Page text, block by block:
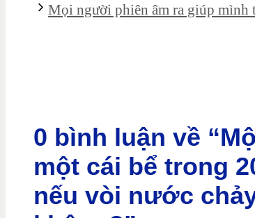
Mọi người phiên âm ra giúp mình
0 bình luận về
một cái bể trong
nếu vòi nước